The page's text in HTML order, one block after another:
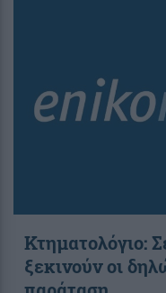
Κτηματολόγιο:
ξεκινούν οι